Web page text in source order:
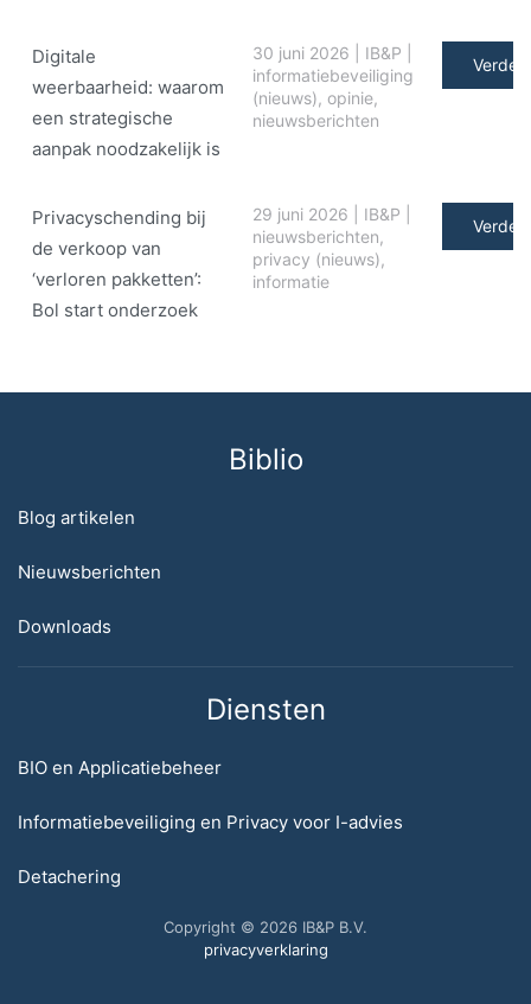
Digitale
weerbaarheid: waarom
een strategische
aanpak noodzakelijk is
30 juni 2026 IB&P
informatiebeveiliging
(nieuws), opinie,
nieuwsberichten
Verder
Privacyschending bij
de verkoop van
‘verloren pakketten’:
Bol start onderzoek
29 juni 2026 IB&P
nieuwsberichten,
privacy (nieuws),
informatie
Verder
Biblio
Blog artikelen
Nieuwsberichten
Downloads
Diensten
BIO en Applicatiebeheer
Informatiebeveiliging en Privacy voor I-advies
Detachering
Copyright © 2026 IB&P B.V.
privacyverklaring